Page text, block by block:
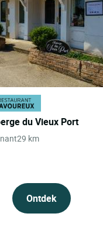
du Vieux Port
29 km
Ontdek